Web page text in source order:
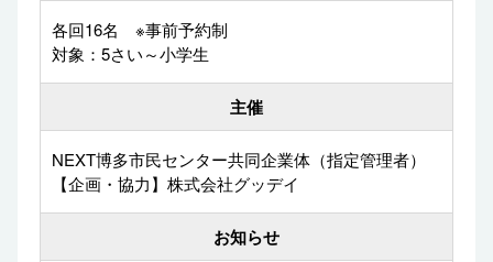
各回16名 ※事前予約制
対象：5さい～小学生
主催
NEXT博多市民センター共同企業体（指定管理者）
【企画・協力】株式会社グッデイ
お知らせ